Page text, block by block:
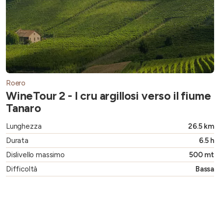
Roero
WineTour 2 - I cru argillosi verso il fiume
Tanaro
Lunghezza
26.5 km
Durata
6.5 h
Dislivello massimo
500 mt
Difficoltà
Bassa